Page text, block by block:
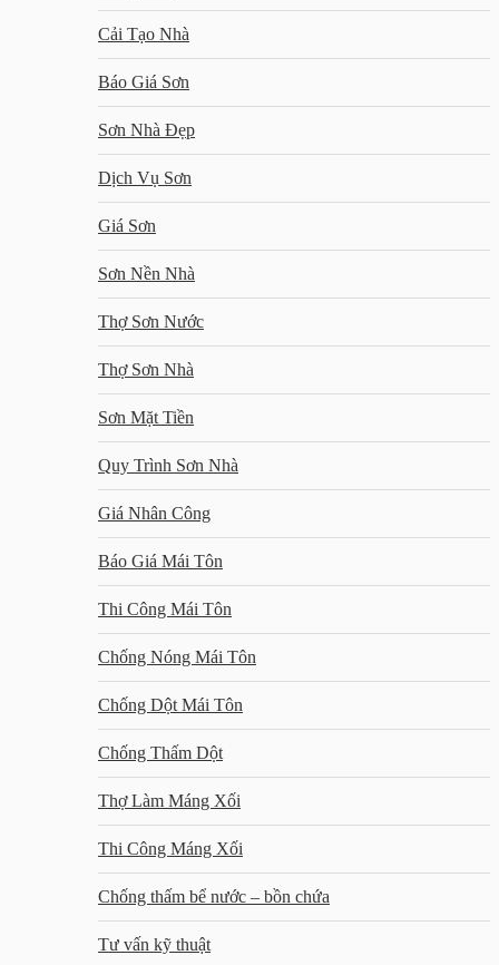
Cải Tạo Nhà
Báo Giá Sơn
Sơn Nhà Đẹp
Dịch Vụ Sơn
Giá Sơn
Sơn Nền Nhà
Thợ Sơn Nước
Thợ Sơn Nhà
Sơn Mặt Tiền
Quy Trình Sơn Nhà
Giá Nhân Công
Báo Giá Mái Tôn
Thi Công Mái Tôn
Chống Nóng Mái Tôn
Chống Dột Mái Tôn
Chống Thấm Dột
Thợ Làm Máng Xối
Thi Công Máng Xối
Chống thấm bể nước – bồn chứa
Tư vấn kỹ thuật